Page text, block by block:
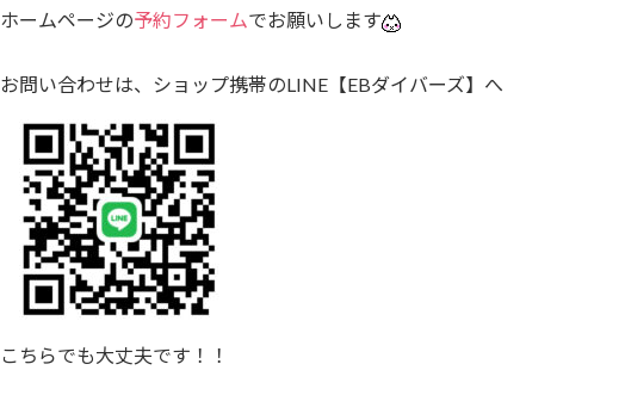
ホームページの予約フォームでお願いします
お問い合わせは、ショップ携帯のLINE【EBダイバーズ】へ
こちらでも大丈夫です！！